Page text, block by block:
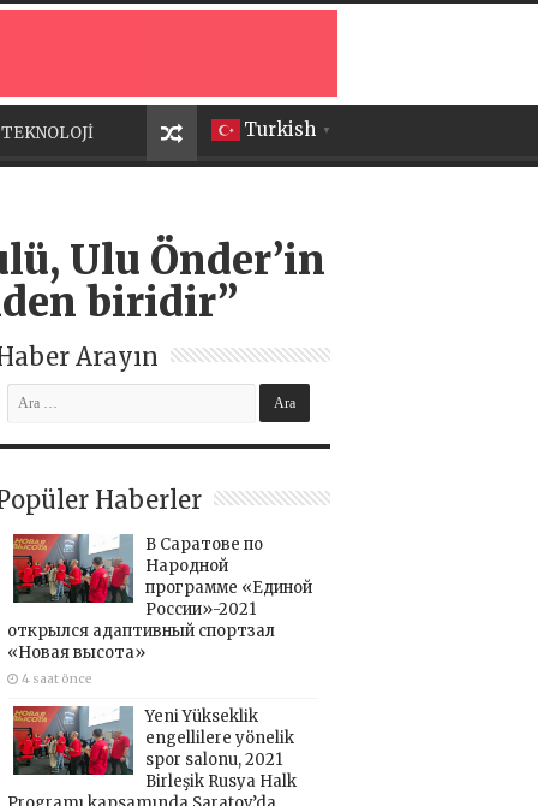
Turkish ▼
TEKNOLOJİ
Ulu Önder’in
biridir”
Arayın
Haberler
В Саратове по
Народной
программе «Единой
России»-2021
открылся адаптивный спортзал
«Новая высота»
4 saat önce
Yeni Yükseklik
engellilere yönelik
spor salonu, 2021
Birleşik Rusya Halk